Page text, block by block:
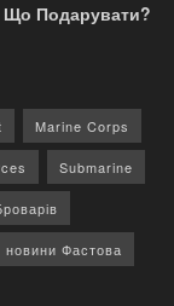
Що Подарувати?
Marine Corps
Submarine
новини Фастова